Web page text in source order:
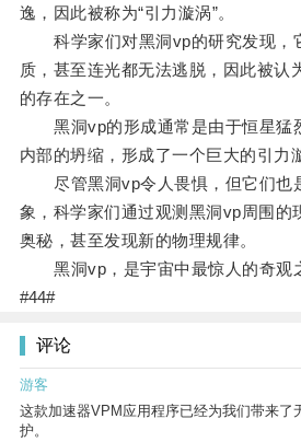
逸，因此被称为“引力漩涡”。
科学家们对黑洞vp的研究发现，
质，甚至连光都无法逃脱，因此被认
的存在之一。
黑洞vp的形成通常是由于恒星猛
内部的坍缩，形成了一个巨大的引力
尽管黑洞vp令人畏惧，但它们也
象，科学家们通过观测黑洞vp周围的
奥秘，甚至发现新的物理规律。
黑洞vp，是宇宙中最惊人的奇观
#44#
评论
游客
这款加速器VPM应用程序已经为我们带来了
护。